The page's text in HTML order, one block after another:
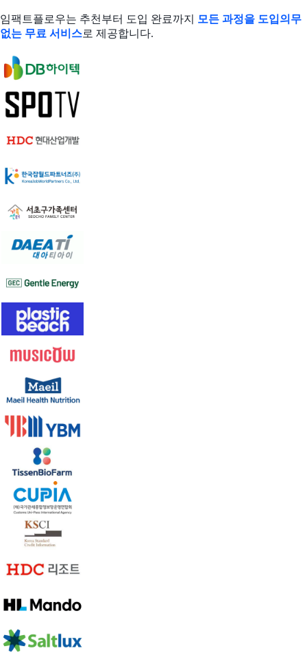
임팩트플로우는 추천부터 도입 완료까지 모든 과정을 도입의무
없는 무료 서비스로 제공합니다.